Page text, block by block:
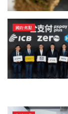
國際焦點